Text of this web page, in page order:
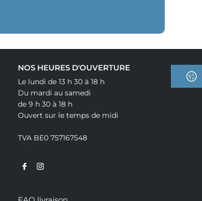
NOS HEURES D'OUVERTURE
Le lundi de 13 h 30 à 18 h
Du mardi au samedi
de 9 h 30 à 18 h
Ouvert sur le temps de midi
TVA BE0 757167548